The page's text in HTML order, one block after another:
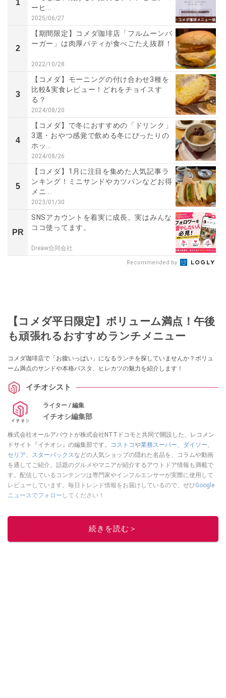
1
ーヒ...
2025/06/27
2
【期間限定】コメダ珈琲店「フルムーンバ
ーガー」は肉厚パティが食べごたえ抜群！
2022/10/28
3
【コメダ】モーニングの付け合わせ3種を
比較&実食レビュー！どれをチョイスす
る？
2024/08/20
4
【コメダ】で冬におすすめの「ドリンク」
3選・おやつ感覚で飲める冬にぴったりの
ホッ...
2024/08/26
5
【コメダ】1月に注目を集めた人気記事ラ
ンキング！ミニサンドやカツパンなどお得
メニ...
2023/01/30
PR
SNSアカウントを着実に成長。実はみんな
ココ使ってます。
Dreaw合同会社
Recommended by
【コメダ平日限定】ボリューム満点！午後
も頑張れるおすすめランチメニュー
コメダ珈琲店で「お腹いっぱい」になるランチを探していませんか？ボリュ
ーム満点のサンドや本格パスタ、ヒレカツの魅力を紹介します！
イチオシスト
ライター / 編集
イチオシ編集部
株式会社オールアバウトが株式会社NTTドコモと共同で開設した、レコメン
ドサイト『イチオシ』の編集部です。
コストコや業務スーパー ダイソー
セリア
スターバックス などの人気ショップの隠れた名品を、コラムや動画
を通してご紹介。話題のグルメやマニアが紹介するアウトドア情報も満載で
す。配信しているコンテンツは専門家やインフルエンサーが実際に使用して
レビューしています。毎日トレンド情報をお届けしているので、ぜひGoogle
ニュースでフォロー してください！
続きを読む＞